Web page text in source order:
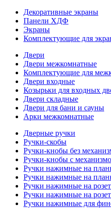
Декоративные экраны
Панели ХДФ
Экраны
Комплектующие для
Двери
Двери межкомнатные
Комплектующие для
Двери входные
Козырьки для входных
Двери складные
Двери для бани и сауны
Арки межкомнатные
Дверные ручки
Ручки-скобы
Ручки-кнобы без
Ручки-кнобы с
Ручки нажимные на
Ручки нажимные на
Ручки нажимные на
Ручки нажимные на
Ручки нажимные для